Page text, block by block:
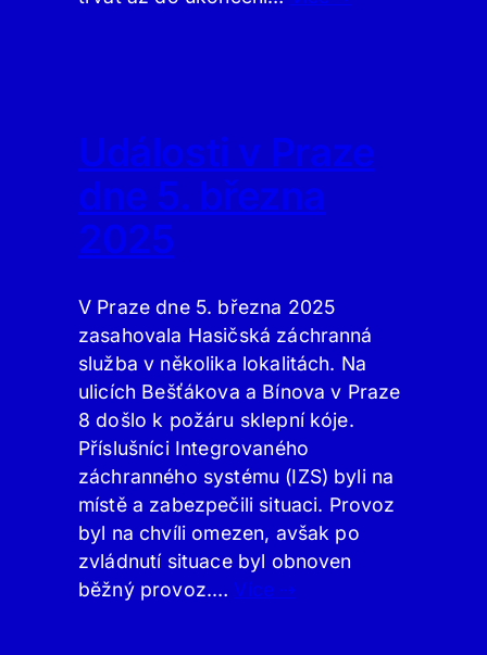
Události v Praze
dne 5. března
2025
V Praze dne 5. března 2025
zasahovala Hasičská záchranná
služba v několika lokalitách. Na
ulicích Bešťákova a Bínova v Praze
8 došlo k požáru sklepní kóje.
Příslušníci Integrovaného
záchranného systému (IZS) byli na
místě a zabezpečili situaci. Provoz
byl na chvíli omezen, avšak po
zvládnutí situace byl obnoven
běžný provoz.… Více ⇢